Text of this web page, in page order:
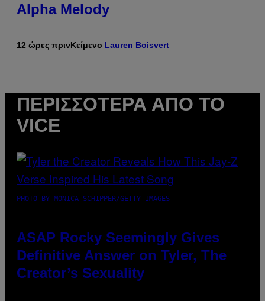
Alpha Melody
12 ώρες πρινΚείμενο Lauren Boisvert
ΠΕΡΙΣΣΌΤΕΡΑ ΑΠΌ ΤΟ
VICE
PHOTO BY MONICA SCHIPPER/GETTY IMAGES
ASAP Rocky Seemingly Gives
Definitive Answer on Tyler, The
Creator’s Sexuality